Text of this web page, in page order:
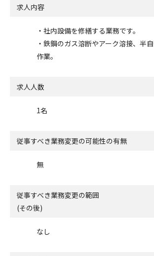
求人内容
・社内設備を修繕する業務です。
・鉄鋼のガス溶断やアーク溶接、半
作業。
求人人数
1名
従事すべき業務変更の可能性の有無
無
従事すべき業務変更の範囲
(その後)
なし